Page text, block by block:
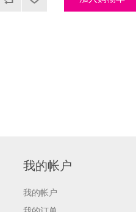
我的帐户
我的帐户